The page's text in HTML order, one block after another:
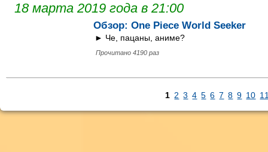
18 марта 2019 года в 21:00
Обзор: One Piece World Seeker
► Че, пацаны, аниме?
Прочитано 4190 раз
1 2 3 4 5 6 7 8 9 10